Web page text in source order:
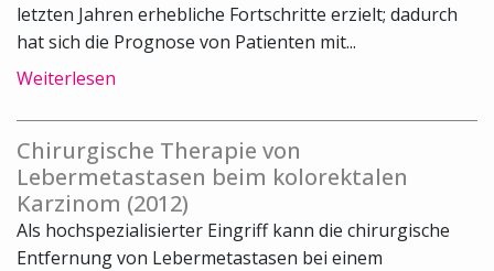
letzten Jahren erhebliche Fortschritte erzielt; dadurch
hat sich die Prognose von Patienten mit...
Weiterlesen
Chirurgische Therapie von
Lebermetastasen beim kolorektalen
Karzinom (2012)
Als hochspezialisierter Eingriff kann die chirurgische
Entfernung von Lebermetastasen bei einem